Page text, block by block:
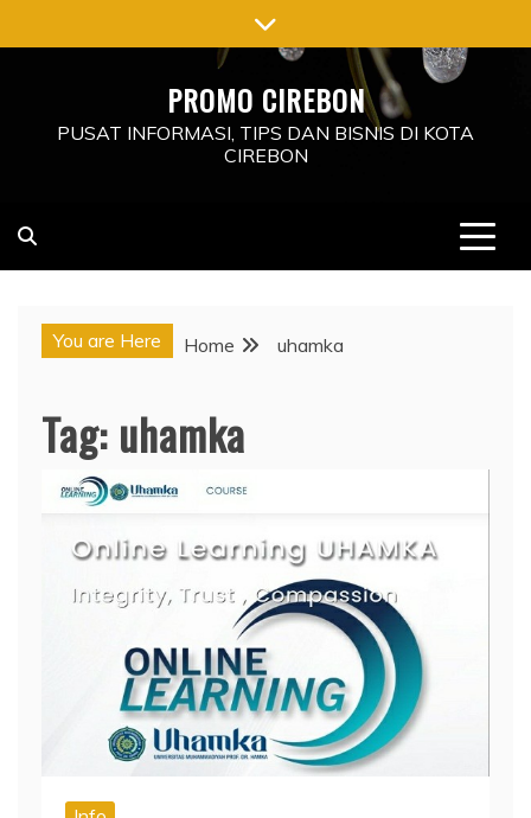
to
PROMO CIREBON
PUSAT INFORMASI, TIPS DAN BISNIS DI KOTA
CIREBON
You are Here Home uhamka
Tag: uhamka